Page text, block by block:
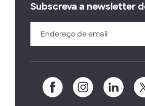
Subscreva a newsletter